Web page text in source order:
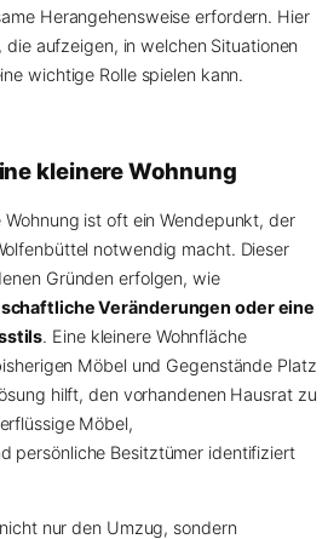
Herangehensweise erfordern. Hier
die aufzeigen, in welchen Situationen
wichtige Rolle spielen kann.
kleinere Wohnung
Wohnung ist oft ein Wendepunkt, der
notwendig macht. Dieser
Gründen erfolgen, wie
Veränderungen oder eine
. Eine kleinere Wohnfläche
Möbel und Gegenstände Platz
hilft, den vorhandenen Hausrat zu
Möbel,
persönliche Besitztümer identifiziert
nur den Umzug, sondern